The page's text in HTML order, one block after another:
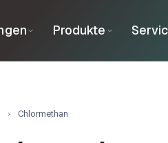
Produkte
› Chlormethan